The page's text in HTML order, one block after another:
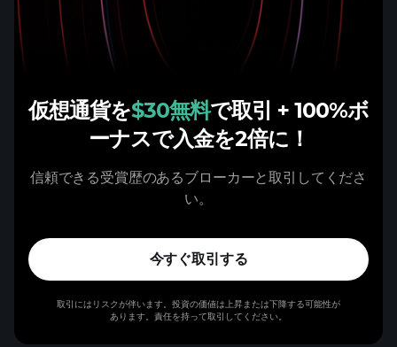
仮想通貨を$30無料で取引 + 100%ボ
ーナスで入金を2倍に！
信頼できる受賞歴のあるブローカーと取引してくださ
い。
今すぐ取引する
取引にはリスクが伴います。投資の価値は上昇または下降する可能性が
あります。責任を持って取引してください。